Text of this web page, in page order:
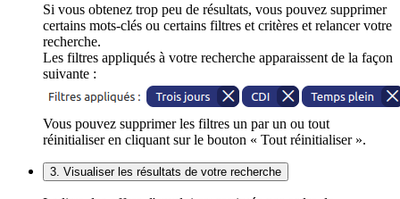
Si vous obtenez trop peu de résultats, vous pouvez supprimer
certains mots-clés ou certains filtres et critères et relancer votre
recherche.
Les filtres appliqués à votre recherche apparaissent de la façon
suivante :
Vous pouvez supprimer les filtres un par un ou tout
réinitialiser en cliquant sur le bouton « Tout réinitialiser ».
3. Visualiser les résultats de votre recherche